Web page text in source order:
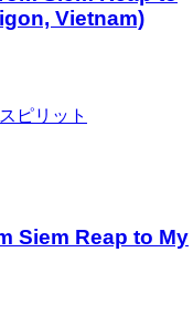
Vietnam)
ピリット
Siem Reap to My